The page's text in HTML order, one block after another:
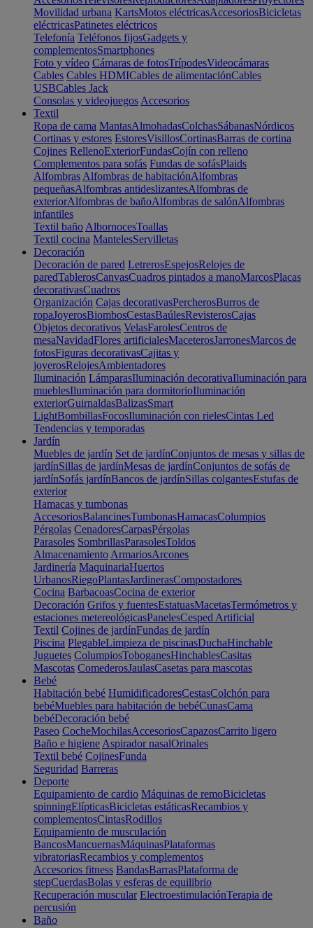
Movilidad urbana KartsMotos eléctricasAccesoriosBicicletas
eléctricasPatinetes eléctricos
Telefonía Teléfonos fijosGadgets y
complementosSmartphones
Foto y vídeo Cámaras de fotosTrípodesVideocámaras
Cables Cables HDMICables de alimentaciónCables
USBCables Jack
Consolas y videojuegos Accesorios
Textil
Ropa de cama MantasAlmohadasColchasSábanasNórdicos
Cortinas y estores EstoresVisillosCortinasBarras de cortina
Cojines RellenoExteriorFundasCojín con relleno
Complementos para sofás Fundas de sofásPlaids
Alfombras Alfombras de habitaciónAlfombras
pequeñasAlfombras antideslizantesAlfombras de
exteriorAlfombras de bañoAlfombras de salónAlfombras
infantiles
Textil baño AlbornocesToallas
Textil cocina MantelesServilletas
Decoración
Decoración de pared LetrerosEspejosRelojes de
paredTablerosCanvasCuadros pintados a manoMarcosPlacas
decorativasCuadros
Organización Cajas decorativasPercherosBurros de
ropaJoyerosBiombosCestasBaúlesRevisterosCajas
Objetos decorativos VelasFarolesCentros de
mesaNavidadFlores artificialesMaceterosJarronesMarcos de
fotosFiguras decorativasCajitas y
joyerosRelojesAmbientadores
Iluminación LámparasIluminación decorativaIluminación para
mueblesIluminación para dormitorioIluminación
exteriorGuirnaldasBalizasSmart
LightBombillasFocosIluminación con rielesCintas Led
Tendencias y temporadas
Jardín
Muebles de jardín Set de jardínConjuntos de mesas y sillas de
jardínSillas de jardínMesas de jardínConjuntos de sofás de
jardínSofás jardínBancos de jardínSillas colgantesEstufas de
exterior
Hamacas y tumbonas
AccesoriosBalancinesTumbonasHamacasColumpios
Pérgolas CenadoresCarpasPérgolas
Parasoles SombrillasParasolesToldos
Almacenamiento ArmariosArcones
Jardinería MaquinariaHuertos
UrbanosRiegoPlantasJardinerasCompostadores
Cocina BarbacoasCocina de exterior
Decoración Grifos y fuentesEstatuasMacetasTermómetros y
estaciones metereológicasPanelesCesped Artificial
Textil Cojines de jardínFundas de jardín
Piscina PlegableLimpieza de piscinasDuchaHinchable
Juguetes ColumpiosToboganesHinchablesCasitas
Mascotas ComederosJaulasCasetas para mascotas
Bebé
Habitación bebé HumidificadoresCestasColchón para
bebéMuebles para habitación de bebéCunasCama
bebéDecoración bebé
Paseo CocheMochilasAccesoriosCapazosCarrito ligero
Baño e higiene Aspirador nasalOrinales
Textil bebé CojinesFunda
Seguridad Barreras
Deporte
Equipamiento de cardio Máquinas de remoBicicletas
spinningElípticasBicicletas estáticasRecambios y
complementosCintasRodillos
Equipamiento de musculación
BancosMancuernasMáquinasPlataformas
vibratoriasRecambios y complementos
Accesorios fitness BandasBarrasPlataforma de
stepCuerdasBolas y esferas de equilibrio
Recuperación muscular ElectroestimulaciónTerapia de
percusión
Baño